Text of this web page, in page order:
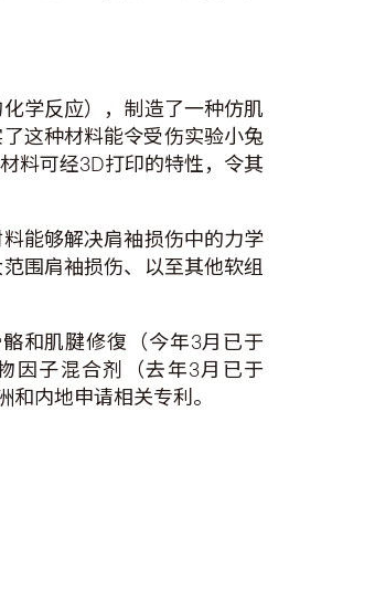
学反应），制造了一种仿肌
这种材料能令受伤实验小兔
料可经3D打印的特性，令其
能够解决肩袖损伤中的力学
围肩袖损伤、以至其他软组
和肌腱修復（今年3月已于
因子混合剂（去年3月已于
内地申请相关专利。